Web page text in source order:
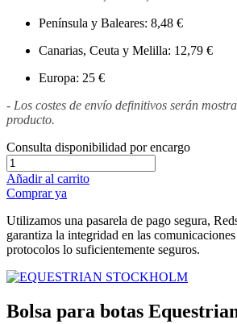
Península y Baleares: 8,48 €
Canarias, Ceuta y Melilla: 12,79 €
Europa: 25 €
- Los costes de envío definitivos serán
producto.
Consulta disponibilidad por encargo
Añadir al carrito
Comprar ya
Utilizamos una pasarela de pago segura,
garantiza la integridad en las
protocolos lo suficientemente seguros.
Bolsa para botas